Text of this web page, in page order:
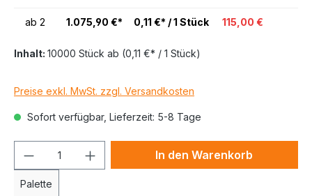
ab 2 1.075,90 €* 0,11 €* / 1 Stück 115,00 €
Inhalt: 10000 Stück ab (0,11 €* / 1 Stück)
Preise exkl. MwSt. zzgl. Versandkosten
Sofort verfügbar, Lieferzeit: 5-8 Tage
Palette
In den Warenkorb